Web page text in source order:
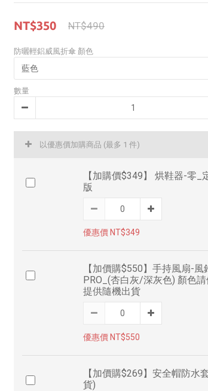
NT$350 NT$490
防曬輕鋁威風折傘 顏色
數量
以優惠價加購商品 (最多 1 件)
【加購價$349】 烘鞋器-零_
版
優惠價 NT$349
【加價購$550】手持風扇-風
PRO_(杏白灰/深灰色) 顏色
提供隨機出貨
優惠價 NT$550
【加價購$269】安全帽防水
貨)